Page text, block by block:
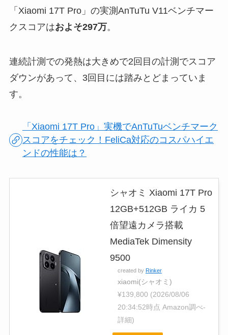
「Xiaomi 17T Pro」の実測AnTuTu V11ベンチマー
クスコアはおよそ297万。
連続計測での発熱は大きめで2回目の計測でスコア
ダウンがあって、3回目には踏みとどまっていま
す。
「Xiaomi 17T Pro」実機でAnTuTuベンチマーク
スコアをチェック！FeliCa対応のコスパハイエ
ンドの性能は？
シャオミ Xiaomi 17T Pro
12GB+512GB ライカ 5
倍望遠カメラ搭載
MediaTek Dimensity
9500
created by Rinker
xiaomi(シャオミ)
¥139,800 (2026/08/06
20:34:52時点 Amazon調べ-
詳細)